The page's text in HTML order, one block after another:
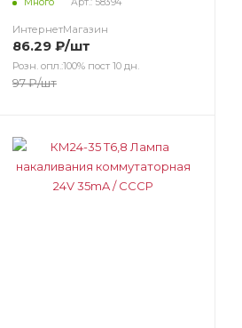
Много Арт.: 58394
ИнтернетМагазин
86.29 ₽/шт
Розн. опл.:100% пост 10 дн.
97₽/шт